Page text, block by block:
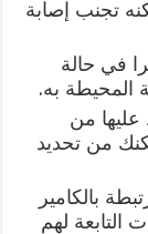
تجنب إصابة
في حالة
به.
عليها من
من تحديد
بالكامير
التابعة لهم